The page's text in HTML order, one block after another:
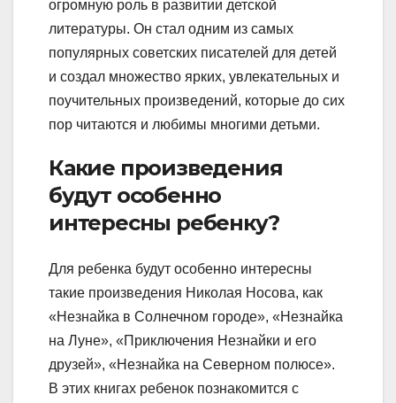
огромную роль в развитии детской
литературы. Он стал одним из самых
популярных советских писателей для детей
и создал множество ярких, увлекательных и
поучительных произведений, которые до сих
пор читаются и любимы многими детьми.
Какие произведения
будут особенно
интересны ребенку?
Для ребенка будут особенно интересны
такие произведения Николая Носова, как
«Незнайка в Солнечном городе», «Незнайка
на Луне», «Приключения Незнайки и его
друзей», «Незнайка на Северном полюсе».
В этих книгах ребенок познакомится с